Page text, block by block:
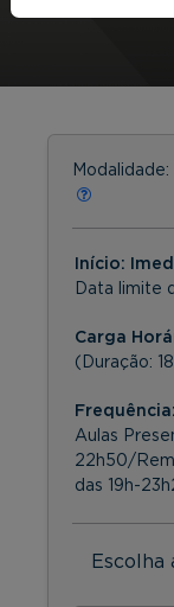
Modalidade:
Início:
Data limite
Carga
(Duração:
Frequência:
Aulas
22h50/
das 19h-
Escolha